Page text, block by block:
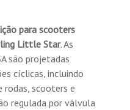
para scooters
Little Star. As
são projetadas
cíclicas, incluindo
rodas, scooters e
regulada por válvula